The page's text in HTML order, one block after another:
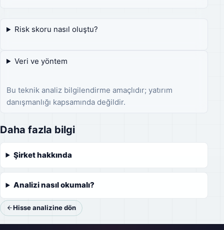
Risk skoru nasıl oluştu?
Veri ve yöntem
Bu teknik analiz bilgilendirme amaçlıdır; yatırım
danışmanlığı kapsamında değildir.
Daha fazla bilgi
Şirket hakkında
Analizi nasıl okumalı?
Hisse analizine dön